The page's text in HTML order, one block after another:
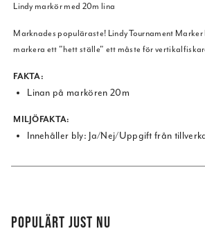
Lindy markör med 20m lina
Marknades populäraste! Lindy Tournament
markera ett "hett ställe" ett måste för
FAKTA:
Linan på markören 20m
MILJÖFAKTA:
Innehåller bly: Ja/Nej/Uppgift från
POPULÄRT JUST NU